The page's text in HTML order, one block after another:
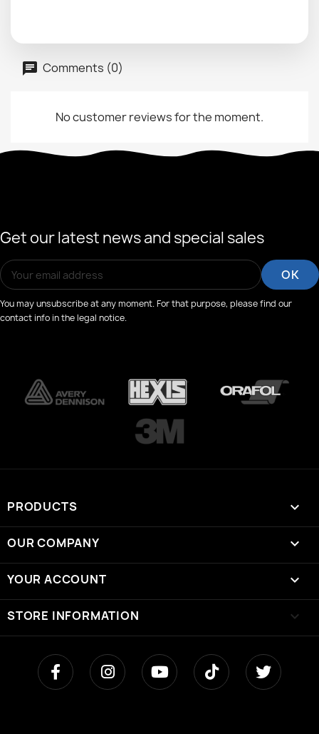
Comments (0)
No customer reviews for the moment.
Get our latest news and special sales
You may unsubscribe at any moment. For that purpose, please find our
contact info in the legal notice.
PRODUCTS 
OUR COMPANY 
YOUR ACCOUNT 
STORE INFORMATION keyboard_arrow_down